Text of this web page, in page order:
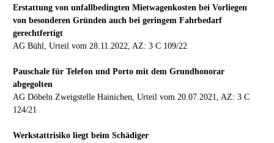
Erstattung von unfallbedingten Mietwagenkosten bei Vorliegen
von besonderen Gründen auch bei geringem Fahrbedarf
gerechtfertigt
AG Bühl, Urteil vom 28.11.2022, AZ: 3 C 109/22
Pauschale für Telefon und Porto mit dem Grundhonorar
abgegolten
AG Döbeln Zweigstelle Hainichen, Urteil vom 20.07.2021, AZ: 3 C
124/21
Werkstattrisiko liegt beim Schädiger